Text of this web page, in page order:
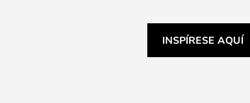
INSPÍRESE AQUÍ